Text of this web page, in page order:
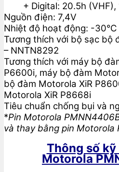
+ Digital: 20.5h (VHF),
Nguồn điện: 7,4V
Nhiệt độ hoạt động: -30°C
Tương thích với bộ sạc bộ
– NNTN8292
Tương thích với máy bộ
P6600i, máy bộ đàm
bộ đàm Motorola XiR
Motorola XiR P8668i
Tiêu chuẩn chống bụi và
*Pin Motorola
và thay bằng pin Motorola
Thông số
Motorola